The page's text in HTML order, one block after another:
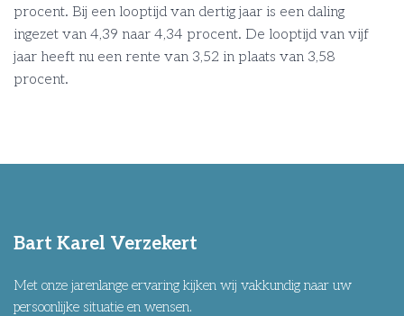
procent. Bij een looptijd van dertig jaar is een daling
ingezet van 4,39 naar 4,34 procent. De looptijd van vijf
jaar heeft nu een rente van 3,52 in plaats van 3,58
procent.
Bart Karel Verzekert
Met onze jarenlange ervaring kijken wij vakkundig naar uw
persoonlijke situatie en wensen.